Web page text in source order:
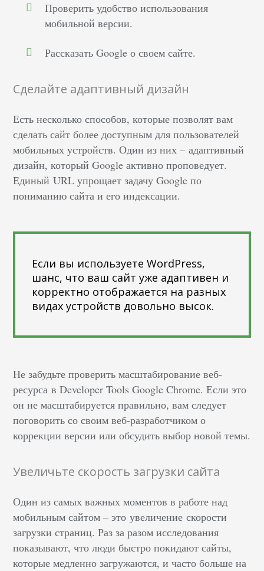
Проверить удобство использования
мобильной версии.
Рассказать Google о своем сайте.
Сделайте адаптивный дизайн
Есть несколько способов, которые позволят вам
сделать сайт более доступным для пользователей
мобильных устройств. Один из них – адаптивный
дизайн, который Google активно проповедует.
Единый URL упрощает задачу Google по
пониманию сайта и его индексации.
Если вы используете WordPress,
шанс, что ваш сайт уже адаптивен и
корректно отображается на разных
видах устройств довольно высок.
Не забудьте проверить масштабирование веб-
ресурса в Developer Tools Google Chrome. Если это
он не масштабируется правильно, вам следует
поговорить со своим веб-разработчиком о
коррекции версии или обсудить выбор новой темы.
Увеличьте скорость загрузки сайта
Один из самых важных моментов в работе над
мобильным сайтом – это увеличение скорости
загрузки страниц. Раз за разом исследования
показывают, что люди быстро покидают сайты,
которые медленно загружаются, и часто больше на